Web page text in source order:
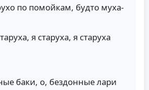
по помойкам, будто муха-
я старуха, я старуха
баки, о, бездонные лари